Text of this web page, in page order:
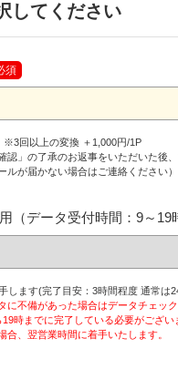
してください
須
※3回以上の変換 ＋1,000円/1P
認」の了承のお返事をいただいた後
ルが届かない場合はご連絡ください）
データ受付時間：9～19
します(完了目安：3時間程度 通常は
不備があった場合はデータチェック
時までに完了している必要がござい
合、翌営業時間に着手いたします。